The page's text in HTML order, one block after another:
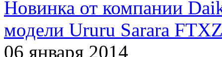
Новинка от компании
модели Ururu Sarara
06 января 2014